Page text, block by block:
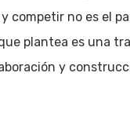
competir no es el
plantea es una
y